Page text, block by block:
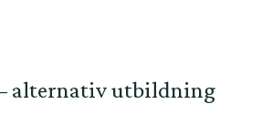
alternativ utbildning